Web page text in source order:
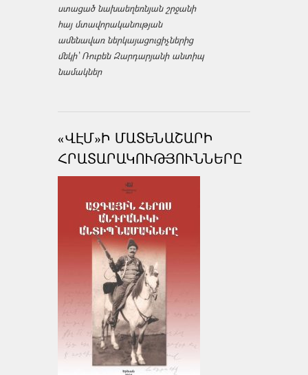
ստացած նախաեղեռնյան շրջանի
հայ մտավորականության
ամենավառ ներկայացուցիչներից
մեկի՝ Ռուբեն Զարդարյանի անտիպ
նամակներ
«ՎԷՄ»Ի ՄԱՏԵՆԱՇԱՐԻ
ՀՐԱՏԱՐԱԿՈՒԹՅՈՒՆՆԵՐԸ